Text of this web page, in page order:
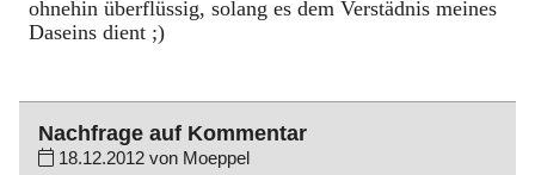
ohnehin überflüssig, solang es dem Verstädnis meines
Daseins dient ;)
Nachfrage auf Kommentar
18.12.2012 von Moeppel